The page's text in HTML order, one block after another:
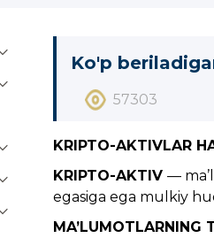
Ko'p
57303
KRIPTO-AKTIVLAR
KRIPTO-AKTIV —
egasiga ega mulkiy
MA’LUMOTLARNING